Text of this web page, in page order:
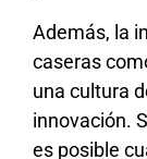
Además, la
caseras
una cultura
innovación.
es posible